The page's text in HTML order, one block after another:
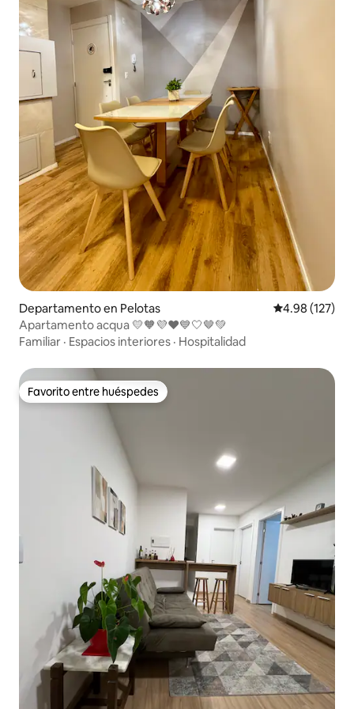
Departamento en Pelotas Calificación
4.98 (127)
Apartamento acqua 💛🧡💜❤️💙🤍🤎💚
Familiar · Espacios interiores · Hospitalidad
Favorito entre huéspedes
Favorito entre huéspedes